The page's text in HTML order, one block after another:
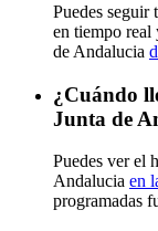
Puedes seguir
en tiempo real
de Andalucia
¿Cuándo
Junta de
Puedes ver el
Andalucia en
programadas